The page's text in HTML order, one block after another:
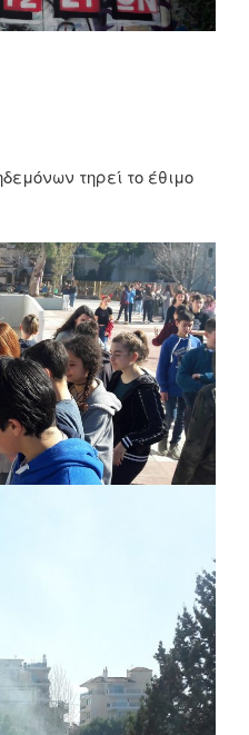
τηρεί το έθιμο